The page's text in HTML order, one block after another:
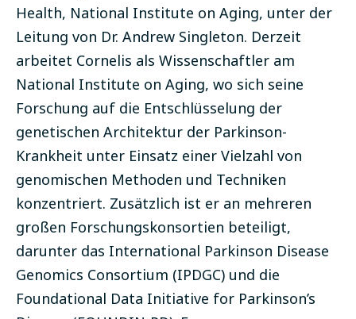
Health, National Institute on Aging, unter der
Leitung von Dr. Andrew Singleton. Derzeit
arbeitet Cornelis als Wissenschaftler am
National Institute on Aging, wo sich seine
Forschung auf die Entschlüsselung der
genetischen Architektur der Parkinson-
Krankheit unter Einsatz einer Vielzahl von
genomischen Methoden und Techniken
konzentriert. Zusätzlich ist er an mehreren
großen Forschungskonsortien beteiligt,
darunter das International Parkinson Disease
Genomics Consortium (IPDGC) und die
Foundational Data Initiative for Parkinson’s